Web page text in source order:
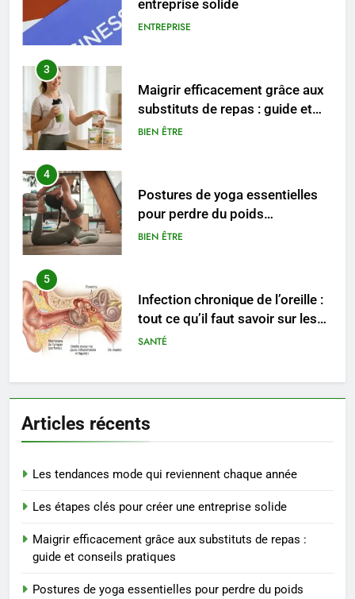
Maigrir efficacement grâce aux
substituts de repas : guide et
4
Postures de yoga essentielles
pour perdre du poids
5
Infection chronique de l’oreille :
tout ce qu’il faut savoir sur les
6
Les secrets révélés pour une
peau éclatante grâce à The
Prévenir les chutes chez les
exercices
BIEN ÊTRE
8
Voyance à La Rochelle : où
trouver un accompagnement
Articles récents
Les tendances mode qui reviennent chaque année
Les étapes clés pour créer une entreprise solide
Maigrir efficacement grâce aux substituts de repas :
guide et conseils pratiques
Postures de yoga essentielles pour perdre du poids